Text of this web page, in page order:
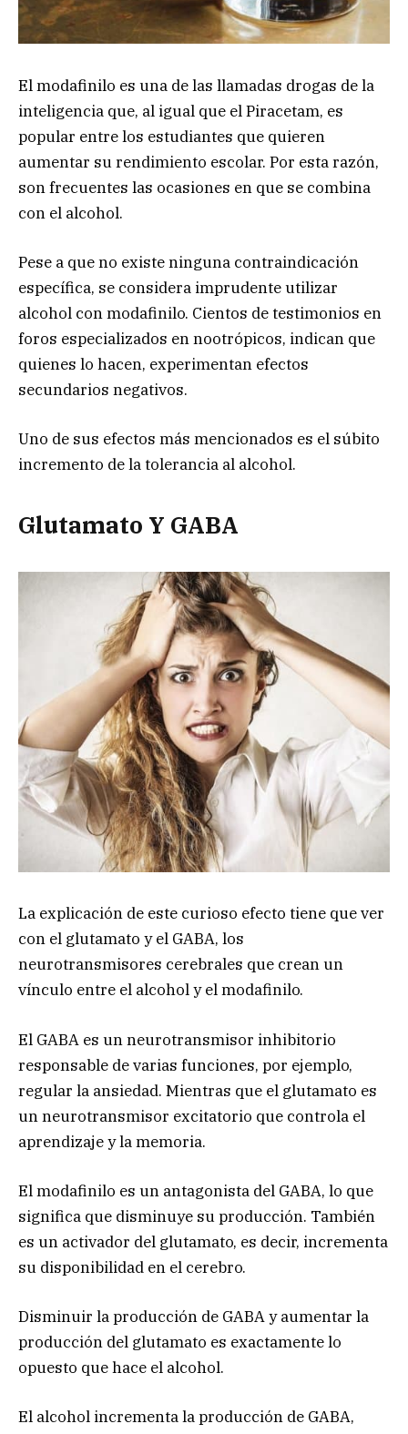
El modafinilo es una de las llamadas drogas de la
inteligencia que, al igual que el Piracetam, es
popular entre los estudiantes que quieren
aumentar su rendimiento escolar. Por esta razón,
son frecuentes las ocasiones en que se combina
con el alcohol.
Pese a que no existe ninguna contraindicación
específica, se considera imprudente utilizar
alcohol con modafinilo. Cientos de testimonios en
foros especializados en nootrópicos, indican que
quienes lo hacen, experimentan efectos
secundarios negativos.
Uno de sus efectos más mencionados es el súbito
incremento de la tolerancia al alcohol.
Glutamato Y GABA
La explicación de este curioso efecto tiene que ver
con el glutamato y el GABA, los
neurotransmisores cerebrales que crean un
vínculo entre el alcohol y el modafinilo.
El GABA es un neurotransmisor inhibitorio
responsable de varias funciones, por ejemplo,
regular la ansiedad. Mientras que el glutamato es
un neurotransmisor excitatorio que controla el
aprendizaje y la memoria.
El modafinilo es un antagonista del GABA, lo que
significa que disminuye su producción. También
es un activador del glutamato, es decir, incrementa
su disponibilidad en el cerebro.
Disminuir la producción de GABA y aumentar la
producción del glutamato es exactamente lo
opuesto que hace el alcohol.
El alcohol incrementa la producción de GABA,